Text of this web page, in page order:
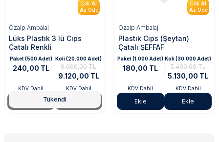
Çok Al
Az Öde
Özalp Ambalaj
Lüks Plastik 3 lü Cips
Çatalı Renkli
Tükendi
Paket (500 Adet)
240,00 TL
KDV Dahil
Koli (20.000 Adet)
9.600,00 TL
9.120,00 TL
KDV Dahil
Çok Al
Az Öde
Özalp Ambalaj
Plastik Cips (Şeytan)
Çatalı ŞEFFAF
Paket (1.000 Adet)
180,00 TL
KDV Dahil
Ekle
Koli (30.000 Adet)
5.400,00 TL
5.130,00 TL
KDV Dahil
Ekle